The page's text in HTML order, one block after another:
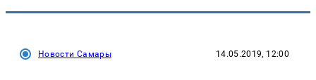
Новости Самары 14.05.2019, 12:00